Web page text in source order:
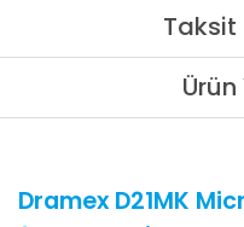
Taksit
Ürün
Dramex D21MK